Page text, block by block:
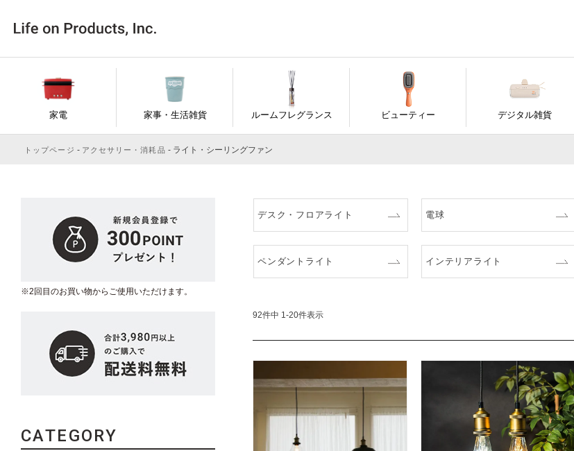
家電 家事・生活雑貨 ルームフレグランス ビューティー デジタル雑貨
トップページ アクセサリー・消耗品 ライト・シーリングファン
※2回目のお買い物からご使用いただけます。
CATEGORY
デスク・フロアライト 電球
ペンダントライト インテリアライト
92件中 1-20件表示